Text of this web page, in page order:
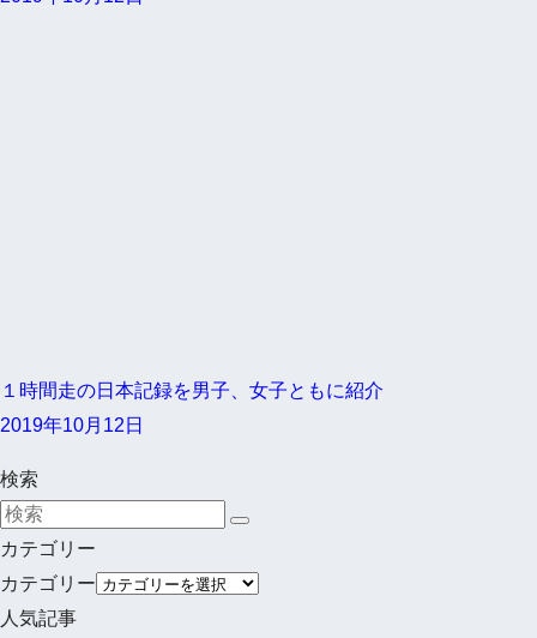
１時間走の日本記録を男子、女子ともに紹介
2019年10月12日
検索
カテゴリー
カテゴリー
人気記事